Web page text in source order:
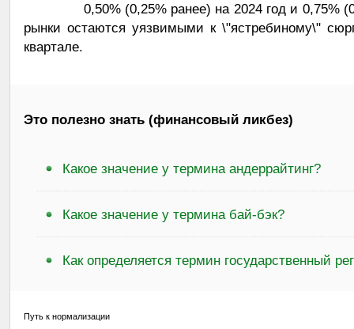
0,50% (0,25% ранее) на 2024 год и 0,75%
рынки остаются уязвимыми к \"ястребиному\"
квартале.
Это полезно знать (финансовый ликбез)
Какое значение у термина андеррайтинг?
Какое значение у термина бай-бэк?
Как определяется термин государственный
Путь к нормализации